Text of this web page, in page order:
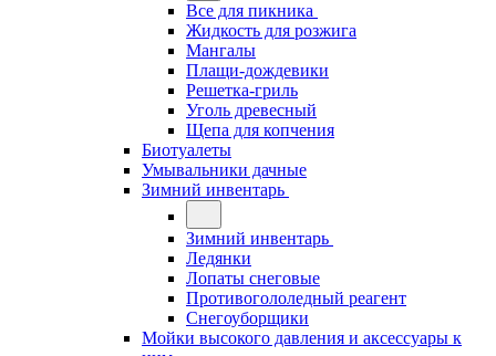
Все для пикника
Жидкость для розжига
Мангалы
Плащи-дождевики
Решетка-гриль
Уголь древесный
Щепа для копчения
Биотуалеты
Умывальники дачные
Зимний инвентарь
Зимний инвентарь
Ледянки
Лопаты снеговые
Противогололедный реагент
Снегоуборщики
Мойки высокого давления и аксессуары к